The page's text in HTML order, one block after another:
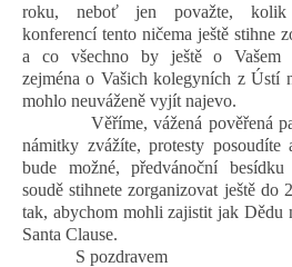
roku, neboť jen považte, kolik
konferencí tento ničema ještě stihne
a co všechno by ještě o Vašem
zejména o Vašich kolegyních z Ústí
mohlo neuváženě vyjít najevo.
Věříme, vážená pověřená
námitky zvážíte, protesty posoudíte
bude možné, předvánoční
soudě stihnete zorganizovat ještě do
tak, abychom mohli zajistit jak Dědu
Santa Clause.
S pozdravem